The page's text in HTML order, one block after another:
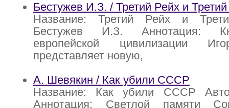
Бестужев И.З. / Третий Рейх и
Название: Третий Рейх и
Бестужев И.З. Аннотация:
европейской цивилизации
представляет новую,
А. Шевякин / Как убили СССР
Название: Как убили СССР
Аннотация: Светлой памяти